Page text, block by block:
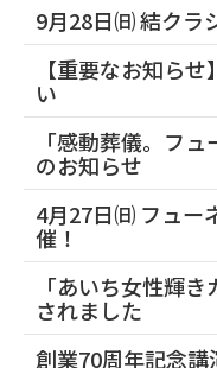
9月28日㈰ 結クラ
【重要なお知ら
い
「感動葬儀。フ
のお知らせ
4月27日㈰ フュー
催！
「あいち女性輝
されました
創業70周年記念